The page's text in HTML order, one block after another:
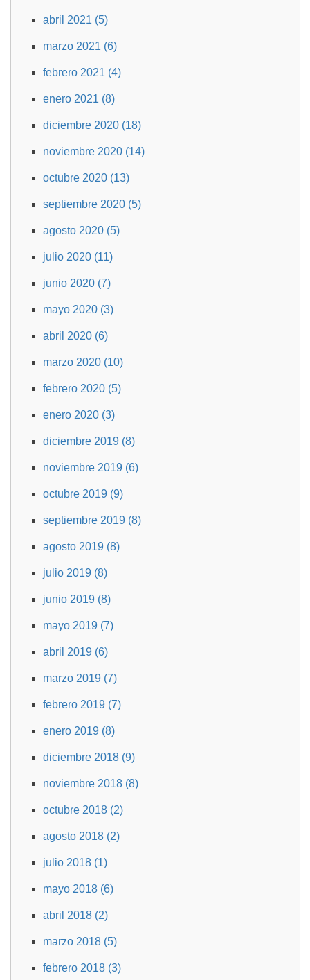
abril 2021 (5)
marzo 2021 (6)
febrero 2021 (4)
enero 2021 (8)
diciembre 2020 (18)
noviembre 2020 (14)
octubre 2020 (13)
septiembre 2020 (5)
agosto 2020 (5)
julio 2020 (11)
junio 2020 (7)
mayo 2020 (3)
abril 2020 (6)
marzo 2020 (10)
febrero 2020 (5)
enero 2020 (3)
diciembre 2019 (8)
noviembre 2019 (6)
octubre 2019 (9)
septiembre 2019 (8)
agosto 2019 (8)
julio 2019 (8)
junio 2019 (8)
mayo 2019 (7)
abril 2019 (6)
marzo 2019 (7)
febrero 2019 (7)
enero 2019 (8)
diciembre 2018 (9)
noviembre 2018 (8)
octubre 2018 (2)
agosto 2018 (2)
julio 2018 (1)
mayo 2018 (6)
abril 2018 (2)
marzo 2018 (5)
febrero 2018 (3)